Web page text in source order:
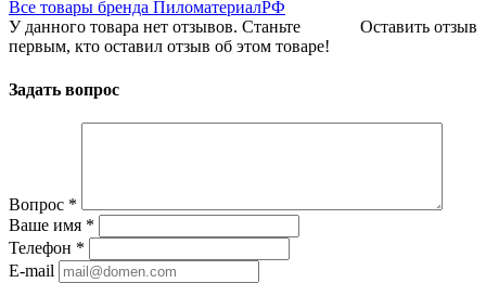
Все товары бренда ПиломатериалРФ
Оставить отзыв
У данного товара нет отзывов. Станьте
первым, кто оставил отзыв об этом товаре!
Задать вопрос
Вопрос *
Ваше имя *
Телефон *
E-mail